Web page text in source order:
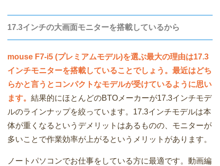
17.3インチの大画面モニターを搭載しているから
mouse F7-i5 (プレミアムモデル)を選ぶ最大の理由は17.3
インチモニターを搭載していることでしょう。最近はどち
らかと言うとコンパクトなモデルが受けているように思い
ます。 結果的にほとんどのBTOメーカーが17.3インチモデ
ルのラインナップを絞っています。17.3インチモデルは本
体が重くなるというデメリットはあるものの、モニターが
多いことで作業効率が上がるというメリットがあります。
ノートパソコンでお仕事をしている方に最適です。動画編